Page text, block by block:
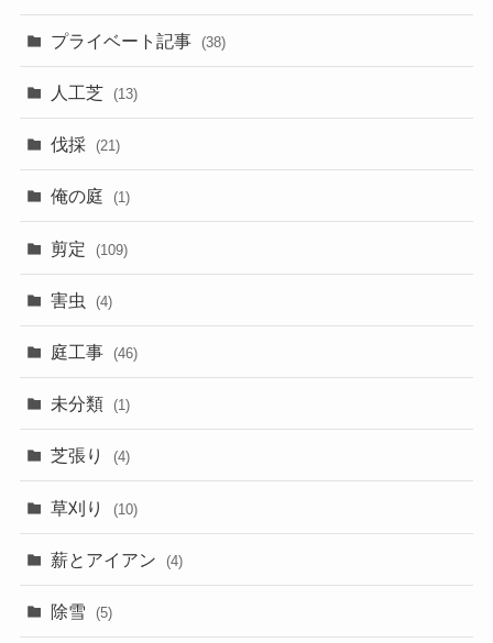
プライベート記事 (38)
人工芝 (13)
伐採 (21)
俺の庭 (1)
剪定 (109)
害虫 (4)
庭工事 (46)
未分類 (1)
芝張り (4)
草刈り (10)
薪とアイアン (4)
除雪 (5)